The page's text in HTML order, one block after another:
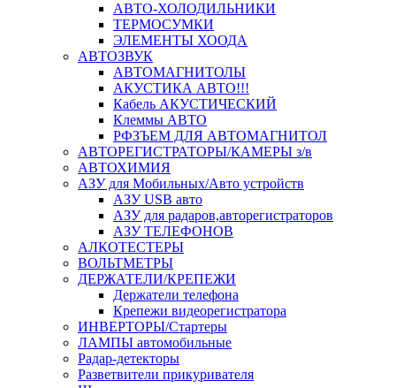
АВТО-ХОЛОДИЛЬНИКИ
ТЕРМОСУМКИ
ЭЛЕМЕНТЫ ХООДА
АВТОЗВУК
АВТОМАГНИТОЛЫ
АКУСТИКА АВТО!!!
Кабель АКУСТИЧЕСКИЙ
Клеммы АВТО
РФЗЪЕМ ДЛЯ АВТОМАГНИТОЛ
АВТОРЕГИСТРАТОРЫ/КАМЕРЫ з/в
АВТОХИМИЯ
АЗУ для Мобильных/Авто устройств
АЗУ USB авто
АЗУ для радаров,авторегистраторов
АЗУ ТЕЛЕФОНОВ
АЛКОТЕСТЕРЫ
ВОЛЬТМЕТРЫ
ДЕРЖАТЕЛИ/КРЕПЕЖИ
Держатели телефона
Крепежи видеорегистратора
ИНВЕРТОРЫ/Стартеры
ЛАМПЫ автомобильные
Радар-детекторы
Разветвители прикуривателя